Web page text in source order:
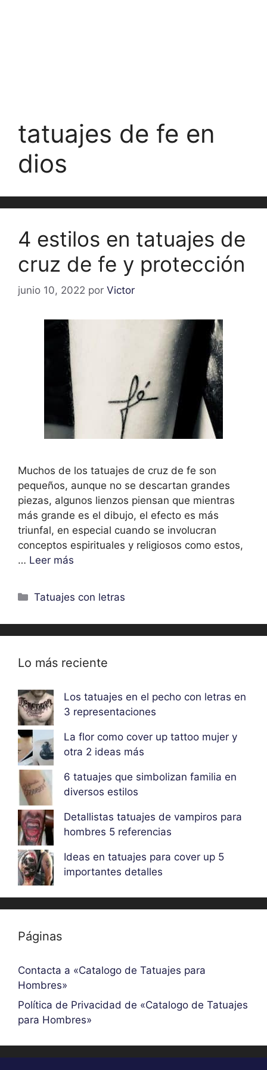
tatuajes de fe en
dios
4 estilos en tatuajes de
cruz de fe y protección
junio 10, 2022 por Victor
Muchos de los tatuajes de cruz de fe son
pequeños, aunque no se descartan grandes
piezas, algunos lienzos piensan que mientras
más grande es el dibujo, el efecto es más
triunfal, en especial cuando se involucran
conceptos espirituales y religiosos como estos,
… Leer más
Categorías
Tatuajes con letras
Lo más reciente
Los tatuajes en el pecho con letras en
3 representaciones
La flor como cover up tattoo mujer y
otra 2 ideas más
6 tatuajes que simbolizan familia en
diversos estilos
Detallistas tatuajes de vampiros para
hombres 5 referencias
Ideas en tatuajes para cover up 5
importantes detalles
Páginas
Contacta a «Catalogo de Tatuajes para
Hombres»
Política de Privacidad de «Catalogo de Tatuajes
para Hombres»